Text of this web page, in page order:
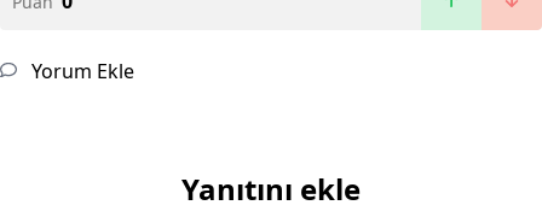
Yorum Ekle
Yanıtını ekle